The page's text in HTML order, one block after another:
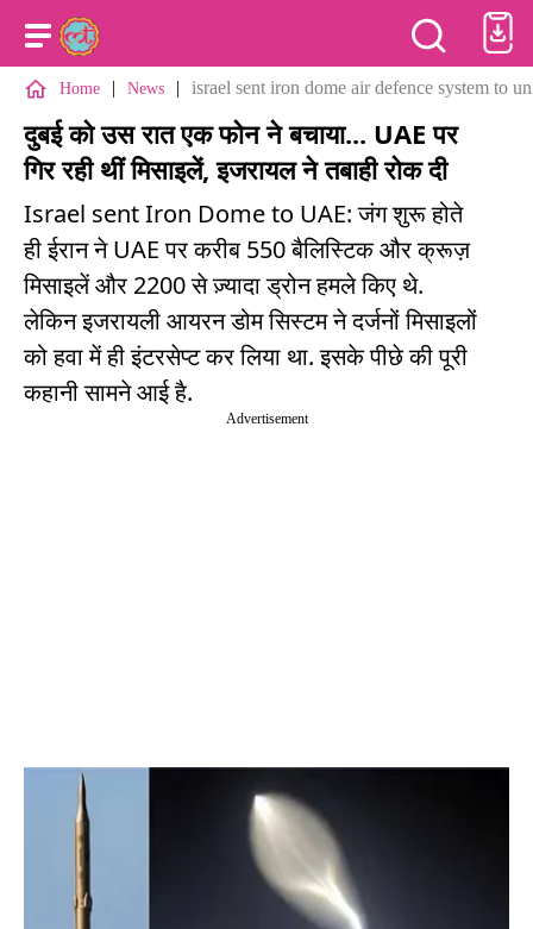
Home | News | israel sent iron dome air defence system to
दुबई को उस रात एक फोन ने बचाया... UAE पर
गिर रही थीं मिसाइलें, इजरायल ने तबाही रोक दी
Israel sent Iron Dome to UAE: जंग शुरू होते
ही ईरान ने UAE पर करीब 550 बैलिस्टिक और क्रूज़
मिसाइलें और 2200 से ज़्यादा ड्रोन हमले किए थे.
लेकिन इजरायली आयरन डोम सिस्टम ने दर्जनों मिसाइलों
को हवा में ही इंटरसेप्ट कर लिया था. इसके पीछे की पूरी
कहानी सामने आई है.
Advertisement